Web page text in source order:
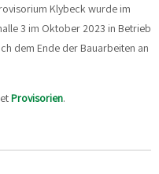
Klybeck wurde im
3 im Oktober 2023 in Betrieb
dem Ende der Bauarbeiten an
Provisorien.